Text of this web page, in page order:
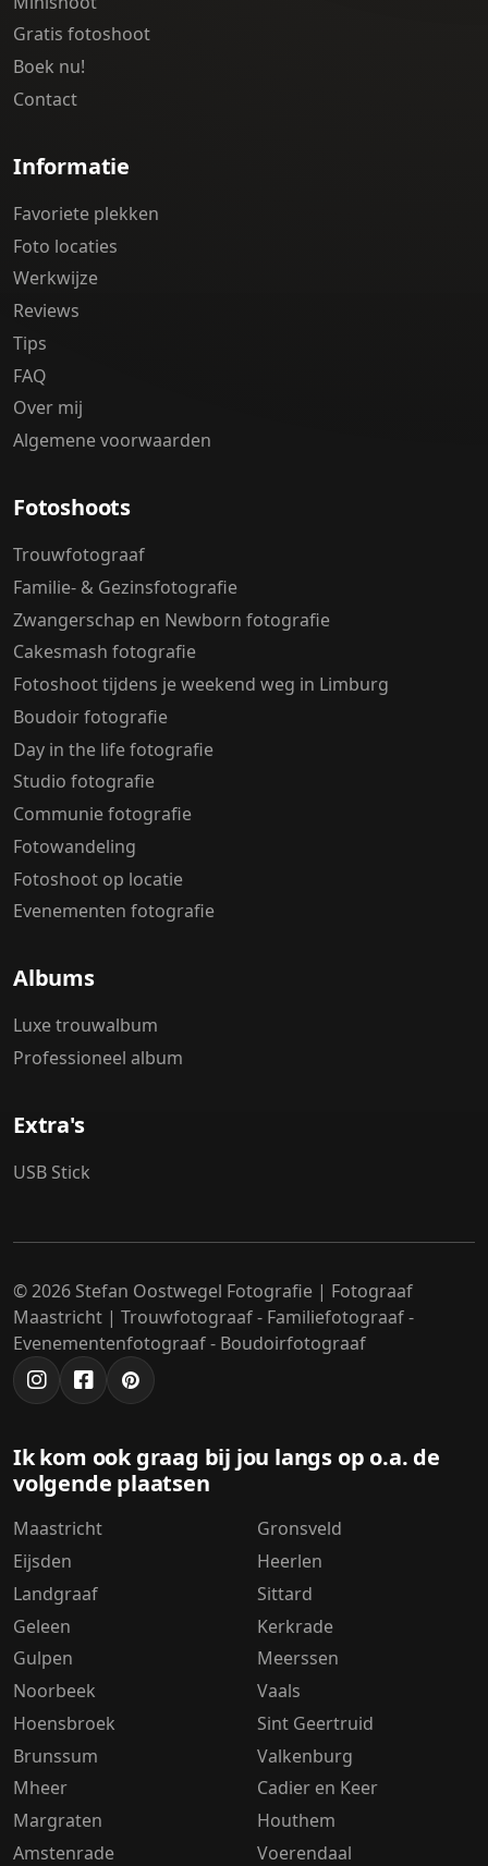
Gratis fotoshoot
Boek nu!
Contact
Informatie
Favoriete plekken
Foto locaties
Werkwijze
Reviews
Tips
FAQ
Over mij
Algemene voorwaarden
Fotoshoots
Trouwfotograaf
Familie- & Gezinsfotografie
Zwangerschap en Newborn fotografie
Cakesmash fotografie
Fotoshoot tijdens je weekend weg in Limburg
Boudoir fotografie
Day in the life fotografie
Studio fotografie
Communie fotografie
Fotowandeling
Fotoshoot op locatie
Evenementen fotografie
Albums
Luxe trouwalbum
Professioneel album
Extra's
USB Stick
© 2026 Stefan Oostwegel Fotografie | Fotograaf
Maastricht | Trouwfotograaf - Familiefotograaf -
Evenementenfotograaf - Boudoirfotograaf
Ik kom ook graag bij jou langs op o.a. de
volgende plaatsen
Maastricht
Eijsden
Landgraaf
Geleen
Gulpen
Noorbeek
Hoensbroek
Brunssum
Mheer
Margraten
Amstenrade
Gronsveld
Heerlen
Sittard
Kerkrade
Meerssen
Vaals
Sint Geertruid
Valkenburg
Cadier en Keer
Houthem
Voerendaal